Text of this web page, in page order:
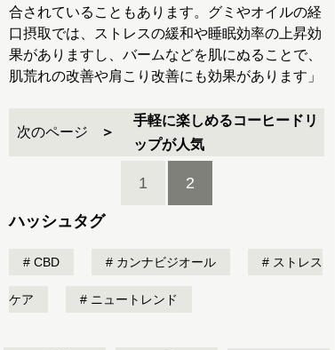
合されていることもあります。グミやオイルの経
口摂取では、ストレスの緩和や睡眠効率の上昇効
果がありますし、バームなどを肌にぬることで、
肌荒れの改善や肩こり改善にも効果があります」
次のページ
手軽に楽しめるコーヒードリ
ップが人気
1 2
ハッシュタグ
CBD カンナビジオール ストレス
ケア ニュートレンド